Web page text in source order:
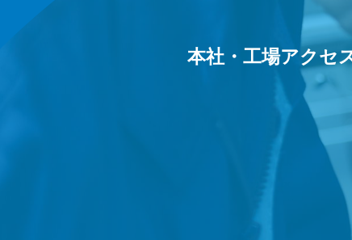
本社・工場アクセ